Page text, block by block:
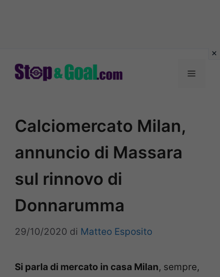
Menu
Calciomercato Milan,
annuncio di Massara
sul rinnovo di
Donnarumma
29/10/2020 di Matteo Esposito
Si parla di mercato in casa Milan, sempre,